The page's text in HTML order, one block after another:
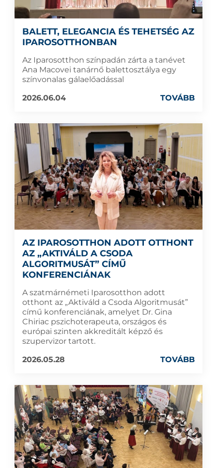
BALETT, ELEGANCIA ÉS TEHETSÉG AZ
IPAROSOTTHONBAN
Az Iparosotthon színpadán zárta a tanévet
Ana Macovei tanárnő balettosztálya egy
színvonalas gálaelőadással
2026.06.04
TOVÁBB
AZ IPAROSOTTHON ADOTT OTTHONT
AZ „AKTIVÁLD A CSODA
ALGORITMUSÁT” CÍMŰ
KONFERENCIÁNAK
A szatmárnémeti Iparosotthon adott
otthont az „Aktiváld a Csoda Algoritmusát”
című konferenciának, amelyet Dr. Gina
Chiriac pszichoterapeuta, országos és
európai szinten akkreditált képző és
szupervizor tartott.
2026.05.28
TOVÁBB